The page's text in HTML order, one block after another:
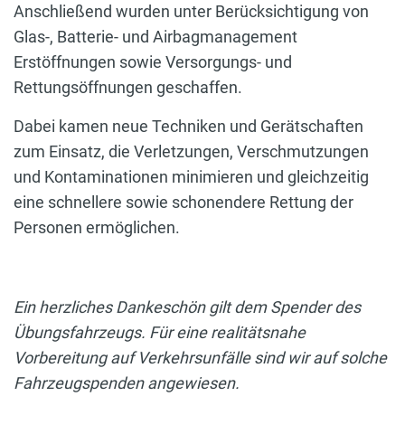
Anschließend wurden unter Berücksichtigung von
Glas-, Batterie- und Airbagmanagement
Erstöffnungen sowie Versorgungs- und
Rettungsöffnungen geschaffen.
Dabei kamen neue Techniken und Gerätschaften
zum Einsatz, die Verletzungen, Verschmutzungen
und Kontaminationen minimieren und gleichzeitig
eine schnellere sowie schonendere Rettung der
Personen ermöglichen.
Ein herzliches Dankeschön gilt dem Spender des
Übungsfahrzeugs. Für eine realitätsnahe
Vorbereitung auf Verkehrsunfälle sind wir auf solche
Fahrzeugspenden angewiesen.